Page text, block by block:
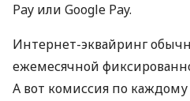
Pay или Google Pay.
Интернет-эквайринг
ежемесячной
А вот комиссия по